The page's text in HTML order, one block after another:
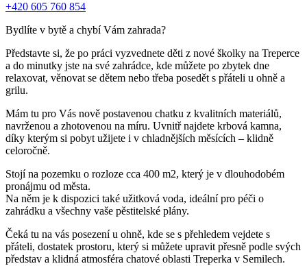
+420 605 760 854
Bydlíte v bytě a chybí Vám zahrada?
Představte si, že po práci vyzvednete děti z nové školky na Treperce
a do minutky jste na své zahrádce, kde můžete po zbytek dne
relaxovat, věnovat se dětem nebo třeba posedět s přáteli u ohně a
grilu.
Mám tu pro Vás nově postavenou chatku z kvalitních materiálů,
navrženou a zhotovenou na míru. Uvnitř najdete krbová kamna,
díky kterým si pobyt užijete i v chladnějších měsících – klidně
celoročně.
Stojí na pozemku o rozloze cca 400 m2, který je v dlouhodobém
pronájmu od města.
Na něm je k dispozici také užitková voda, ideální pro péči o
zahrádku a všechny vaše pěstitelské plány.
Čeká tu na vás posezení u ohně, kde se s přehledem vejdete s
přáteli, dostatek prostoru, který si můžete upravit přesně podle svých
představ a klidná atmosféra chatové oblasti Treperka v Semilech.